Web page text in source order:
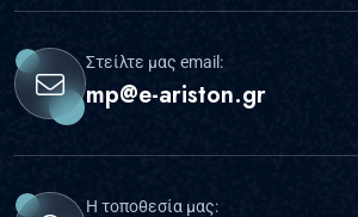
Στείλτε μας email:
mp@e-ariston.gr
Η τοποθεσία μας: